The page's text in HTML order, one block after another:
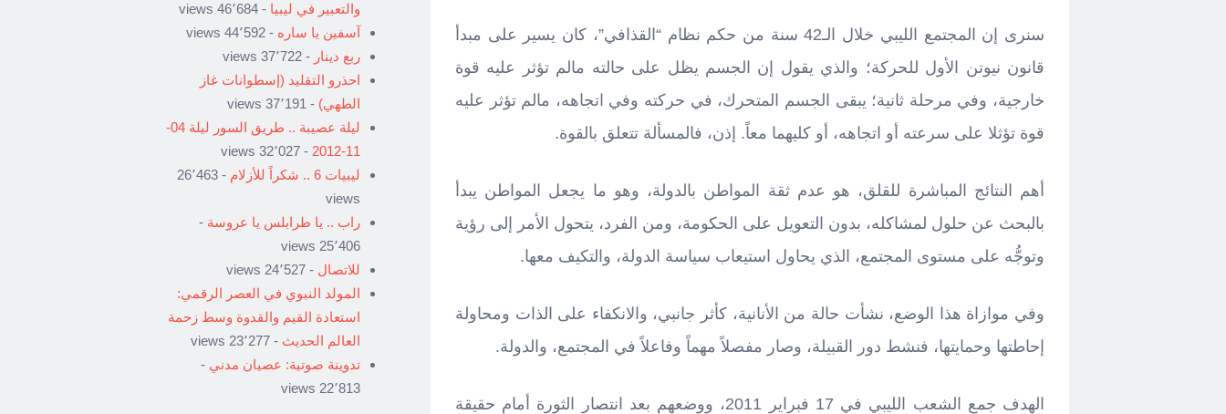
سنرى إن المجتمع الليبي خلال الـ42 سنة من حكم نظام “القذافي”، كان يسير على مبدأ
قانون نيوتن الأول للحركة؛ والذي يقول إن الجسم يظل على حالته مالم تؤثر عليه قوة
خارجية، وفي مرحلة ثانية؛ يبقى الجسم المتحرك، في حركته وفي اتجاهه، مالم تؤثر عليه
قوة تؤثلا على سرعته أو اتجاهه، أو كليهما معاً. إذن، فالمسألة تتعلق بالقوة.
أهم النتائج المباشرة للقلق، هو عدم ثقة المواطن بالدولة، وهو ما يجعل المواطن يبدأ
بالبحث عن حلول لمشاكله، بدون التعويل على الحكومة، ومن الفرد، يتحول الأمر إلى رؤية
وتوجُّه على مستوى المجتمع، الذي يحاول استيعاب سياسة الدولة، والتكيف معها.
وفي موازاة هذا الوضع، نشأت حالة من الأنانية، كأثر جانبي، والانكفاء على الذات ومحاولة
إحاطتها وحمايتها، فنشط دور القبيلة، وصار مفصلاً مهماً وفاعلاً في المجتمع، والدولة.
الهدف جمع الشعب الليبي في 17 فبراير 2011، ووضعهم بعد انتصار الثورة أمام حقيقة
والتعبير في ليبيا - 46٬684 views
آسفين يا ساره - 44٬592 views
ربع دينار - 37٬722 views
احذرو التقليد (إسطوانات غاز
الطهي) - 37٬191 views
ليلة عصيبة .. طريق السور ليلة 04-
11-2012
- 32٬027 views
ليبيات 6 .. شكراً للأزلام
- 26٬463
views
راب .. يا طرابلس يا عروسة -
25٬406 views
للاتصال - 24٬527 views
المولد النبوي في العصر الرقمي:
استعادة القيم والقدوة وسط زحمة
العالم الحديث - 23٬277 views
تدوينة صوتية: عصيان مدني -
22٬813 views